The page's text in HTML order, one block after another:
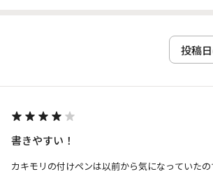
書きやすい！
カキモリの付けペンは以前から気になっていた